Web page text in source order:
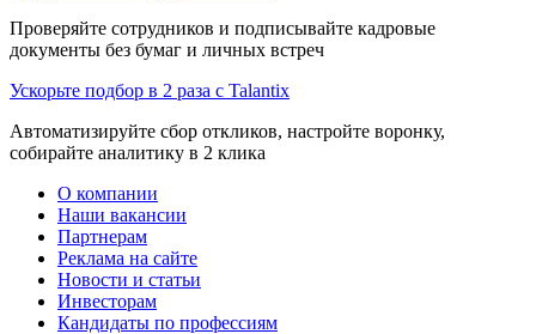
Проверяйте сотрудников и подписывайте кадровые
документы без бумаг и личных встреч
Ускорьте подбор в 2 раза с Talantix
Автоматизируйте сбор откликов, настройте воронку,
собирайте аналитику в 2 клика
О компании
Наши вакансии
Партнерам
Реклама на сайте
Новости и статьи
Инвесторам
Кандидаты по профессиям